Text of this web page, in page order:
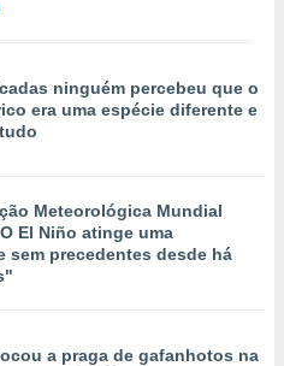
ninguém percebeu que o
era uma espécie diferente e
Meteorológica Mundial
El Niño atinge uma
sem precedentes desde há
a praga de gafanhotos na